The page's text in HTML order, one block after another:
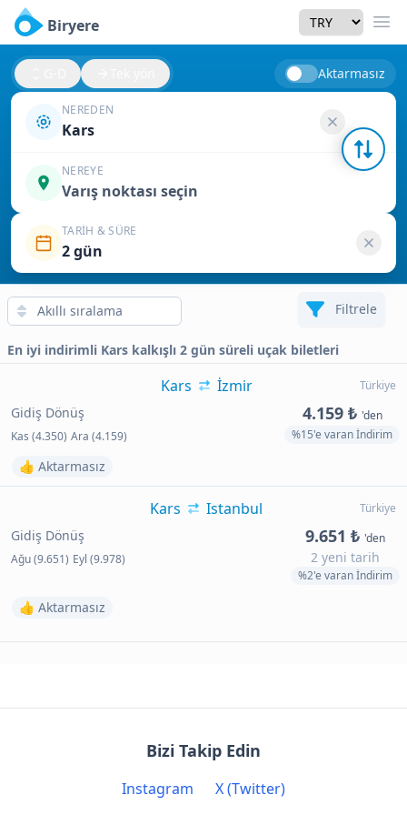
Biryere Currency
Aktarmasız
NEREDEN
Kars
NEREYE
Varış noktası seçin
TARIH & SÜRE
2 gün
Filtrele
En iyi indirimli Kars kalkışlı 2 gün süreli uçak biletleri
Türkiye
Kars İzmir
Gidiş Dönüş
Kas (4.350) Ara (4.159)
4.159 ₺ 'den
%15'e varan İndirim
👍 Aktarmasız
Türkiye
Kars Istanbul
Gidiş Dönüş
Ağu (9.651) Eyl (9.978)
9.651 ₺ 'den
2 yeni tarih
%2'e varan İndirim
👍 Aktarmasız
Bizi Takip Edin
Instagram X (Twitter)